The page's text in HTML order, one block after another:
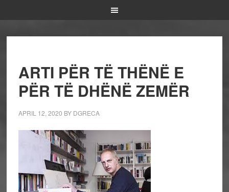
ARTI PËR TË THËNË E
PËR TË DHËNË ZEMËR
APRIL 12, 2020 BY DGRECA